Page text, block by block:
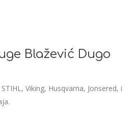
Blažević Dugo
Viking, Husqvarna, Jonsered, i